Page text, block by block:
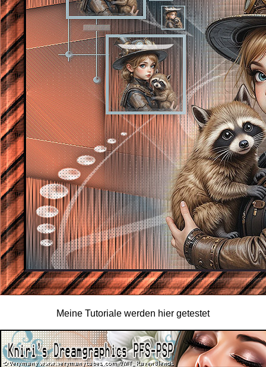
Meine Tutoriale werden hier getestet